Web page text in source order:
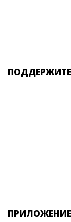
ПОДДЕРЖИТЕ
ПРИЛОЖЕНИЕ